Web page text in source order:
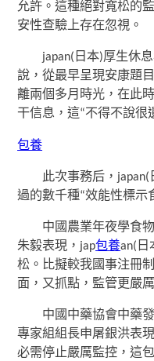
允許。這種絕對寬松的
安性查驗上存在忽視。
japan(日本)厚生休
說，從最早呈現安康題
離兩個多月時光，在此
干信息，這“不得不說很
包養
此次事務后，
過的數千種“效能性標示
中國農業年夜學食
朱毅表現，jap包養an(日
松。比擬較我國事注冊
面，又抓點，監管更嚴厲
中國中藥協會中藥
專家組組長申屠銀洪表
必需停止嚴厲監控，這